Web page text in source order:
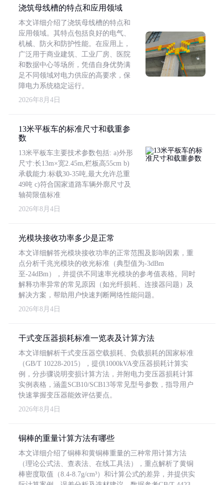
浇筑母线槽的特点和应用领域
本文详细介绍了浇筑母线槽的特点和
应用领域。其特点包括良好的电气、
机械、防火和防护性能。在应用上，
广泛用于商业建筑、工业厂房、医院
和数据中心等场所，凭借自身优势满
足不同领域对电力供应的高要求，保
障电力系统稳定运行。
2026年8月4日
13米平板车的标准尺寸和载重参
数
13米平板车主要技术参数包括: a)外形
尺寸:长13m×宽2.45m,栏板高55cm b)
承载能力:标载30-35吨,最大允许总重
49吨 c)符合国家道路车辆外廓尺寸及
轴荷限值标准
2026年8月4日
光模块接收功率多少是正常
本文详细解答光模块接收功率的正常范围及影响因素，重
点分析千兆光模块的收光标准（典型值为-3dBm
至-24dBm），并提供不同速率光模块的参考值表格。同时
解释功率异常的常见原因（如光纤损耗、连接器问题）及
解决方案，帮助用户快速判断网络性能问题。
2026年8月4日
干式变压器损耗标准一览表及计算方法
本文详细解析干式变压器空载损耗、负载损耗的国家标准
（GB/T 10228-2015），提供1000kVA变压器损耗计算实
例，分步骤说明变损计算方法，并附电力变压器损耗计算
实例表格，涵盖SCB10/SCB13等常见型号参数，指导用户
快速掌握变压器能效评估要点。
2026年8月4日
铜棒的重量计算方法有哪些
本文详细介绍了铜棒和黄铜棒重量的三种常用计算方法
（理论公式法、查表法、在线工具法），重点解析了黄铜
棒密度取值（8.4-8.7g/cm³）和计算公式的差异，并提供实